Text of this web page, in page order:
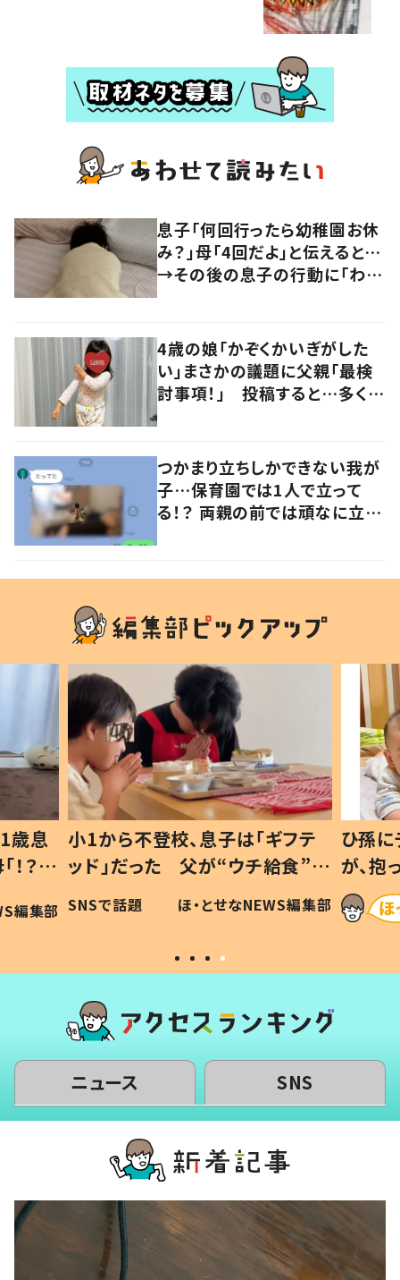
息子「何回行ったら幼稚園お休
み？」母「4回だよ」と伝えると…
→その後の息子の行動に「わか
4歳の娘「かぞくかいぎがした
い」まさかの議題に父親「最検
討事項！」 投稿すると…多くの
つかまり立ちしかできない我が
子…保育園では1人で立って
る！？ 両親の前では頑なに立た
歳息
？」
編集部
小1から不登校、息子は「ギフテ
ッド」だった 父が“ウチ給食”を
作り続ける理由とは #令和の親
#令和の子
SNSで話題 ほ・とせなNEWS編集部
ひ孫
が、
「涙が
い」
ニュース SNS